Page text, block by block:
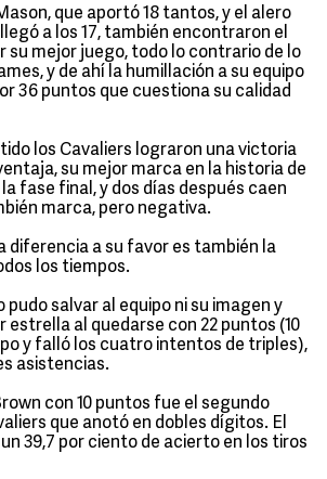
que aportó 18 tantos, y el alero
a los 17, también encontraron el
su mejor juego, todo lo contrario de lo
y de ahí la humillación a su equipo
36 puntos que cuestiona su calidad
los Cavaliers lograron una victoria
su mejor marca en la historia de
fase final, y dos días después caen
marca, pero negativa.
diferencia a su favor es también la
los tiempos.
pudo salvar al equipo ni su imagen y
estrella al quedarse con 22 puntos (10
y falló los cuatro intentos de triples),
asistencias.
con 10 puntos fue el segundo
que anotó en dobles dígitos. El
39,7 por ciento de acierto en los tiros